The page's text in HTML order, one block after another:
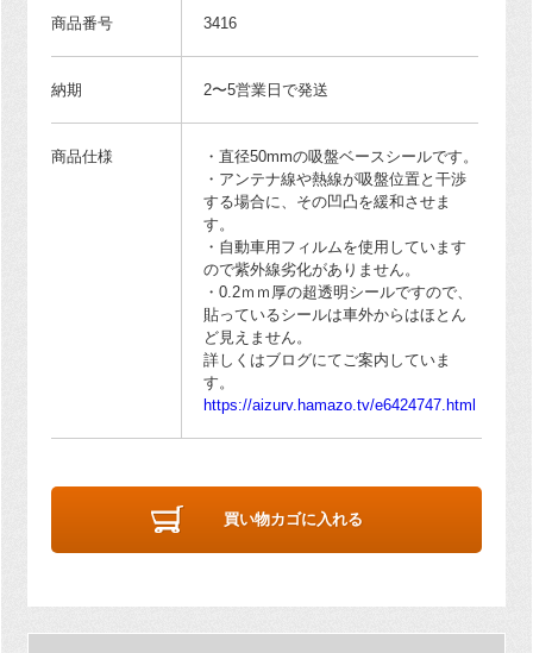
商品番号 3416
納期 2〜5営業日で発送
商品仕様
・直径50mmの吸盤ベースシールです。
・アンテナ線や熱線が吸盤位置と干渉
する場合に、その凹凸を緩和させま
す。
・自動車用フィルムを使用しています
ので紫外線劣化がありません。
・0.2ｍｍ厚の超透明シールですので、
貼っているシールは車外からはほとん
ど見えません。
詳しくはブログにてご案内していま
す。
https://aizurv.hamazo.tv/e6424747.html
買い物カゴに入れる